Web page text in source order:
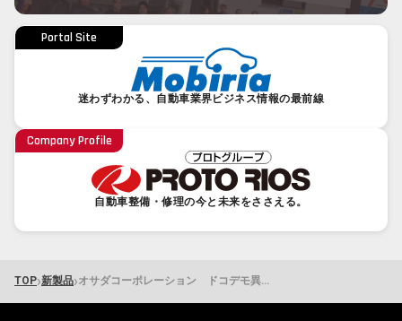
Portal Site
迷わずわかる、自動車業界ビジネス情報の最前線
Company Profile
自動車整備・修理の今と未来をささえる。
TOP›新製品› オサダコーポレーション ドコデモ異物検出EZライト